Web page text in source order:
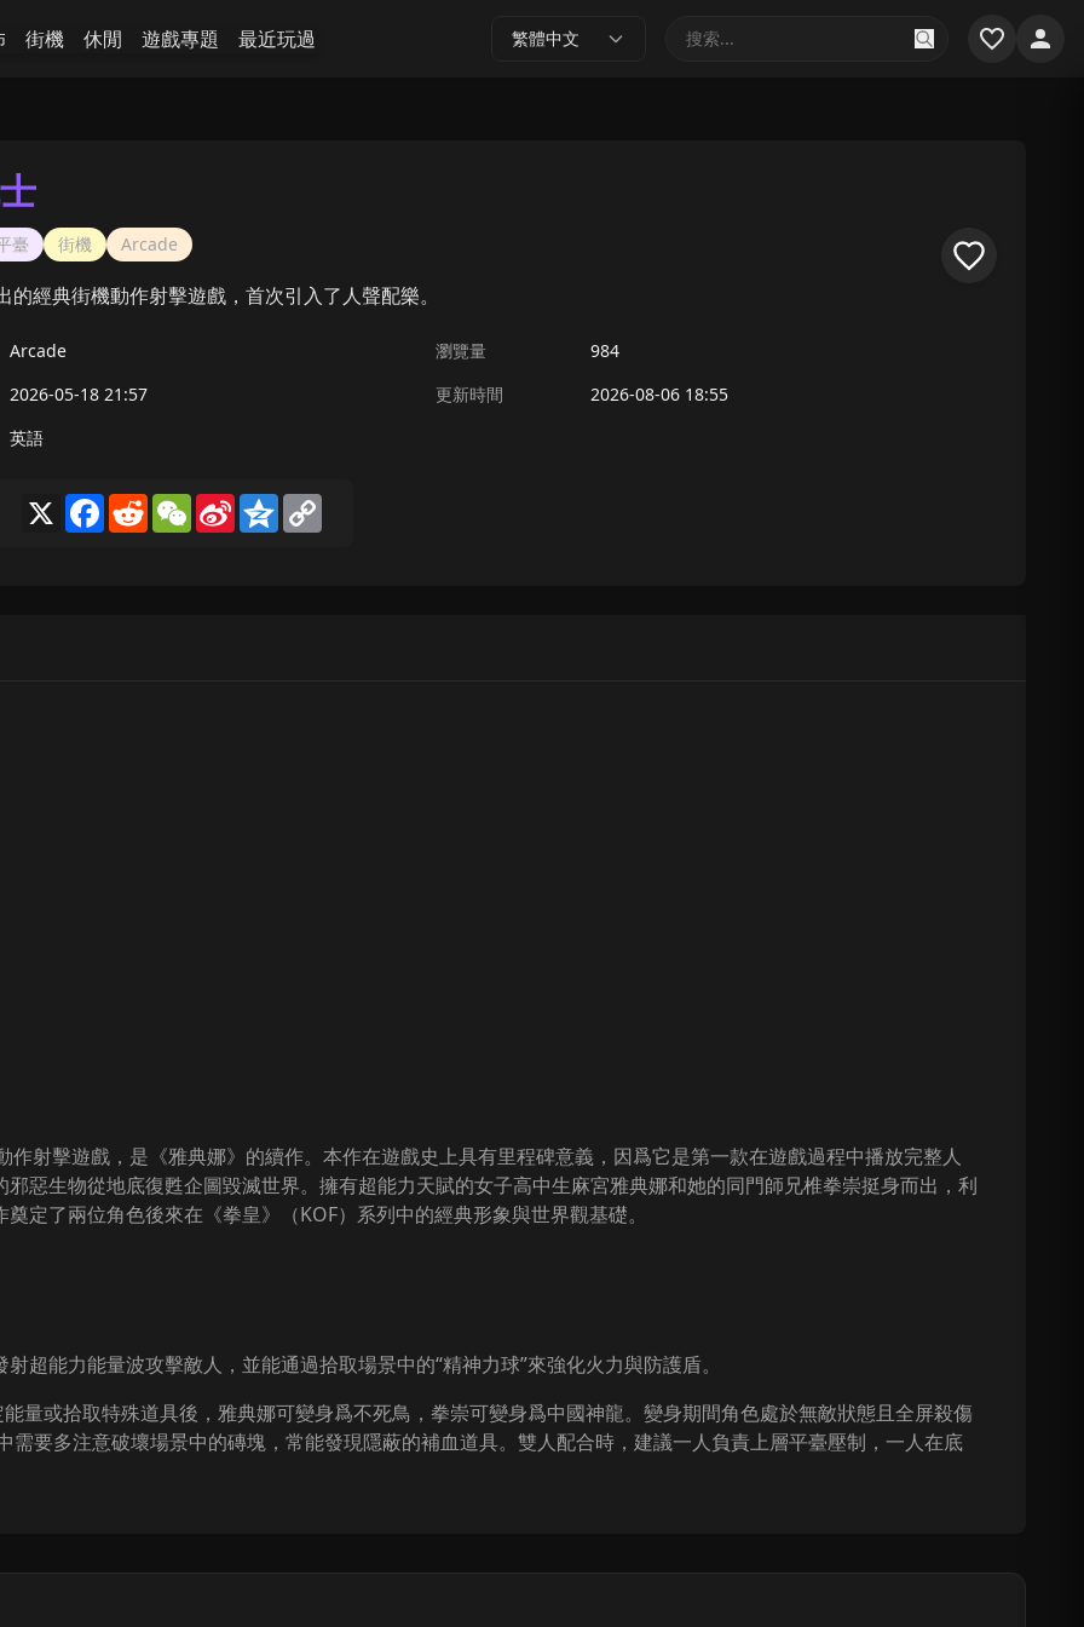
街機 休閒 遊戲專題 最近玩過 繁體中文
臺 街機 Arcade
的經典街機動作射擊遊戲，首次引入了人聲配樂。
Arcade 瀏覽量
984
2026-05-18 21:57
更新時間
2026-08-06 18:55
英語
X Facebook
RedditWeChat
Sina
Weibo
Qzone
射擊遊戲，是《雅典娜》的續作。本作在遊戲史上具有里程碑意義，因爲它是第一款在遊戲過程中播放完整人
惡生物從地底復甦企圖毀滅世界。擁有超能力天賦的女子高中生麻宮雅典娜和她的同門師兄椎拳崇挺身而出，利
定了兩位角色後來在《拳皇》（KOF）系列中的經典形象與世界觀基礎。
超能力能量波攻擊敵人，並能通過拾取場景中的“精神力球”來強化火力與防護盾。
量或拾取特殊道具後，雅典娜可變身爲不死鳥，拳崇可變身爲中國神龍。變身期間角色處於無敵狀態且全屏殺傷
要多注意破壞場景中的磚塊，常能發現隱蔽的補血道具。雙人配合時，建議一人負責上層平臺壓制，一人在底